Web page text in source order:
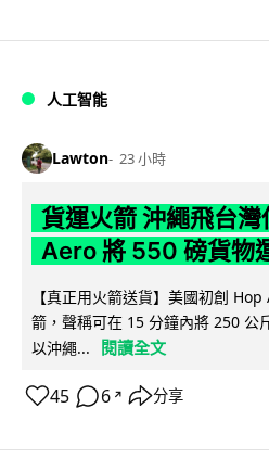
人工智能
Lawton 23 小時
貨運火箭 沖繩飛台
Aero 將 550 磅貨物
【真正用火箭送貨】美國初創
箭，聲稱可在 15 分鐘內將 250 公
以沖繩...
閱讀全文
45 6 ↗ 分享